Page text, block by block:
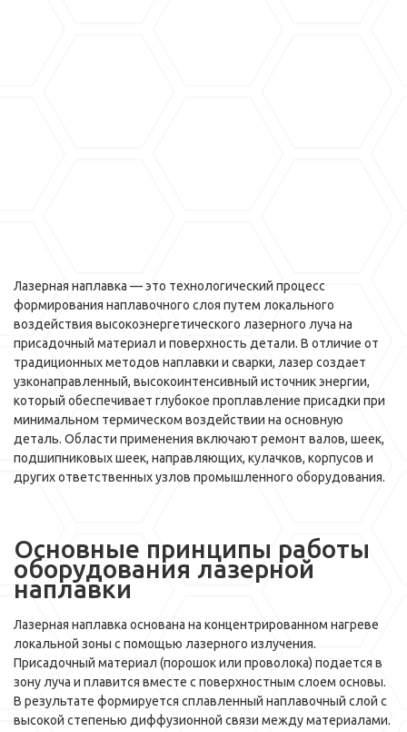
Лазерная наплавка — это технологический процесс
формирования наплавочного слоя путем локального
воздействия высокоэнергетического лазерного луча на
присадочный материал и поверхность детали. В отличие от
традиционных методов наплавки и сварки, лазер создает
узконаправленный, высокоинтенсивный источник энергии,
который обеспечивает глубокое проплавление присадки при
минимальном термическом воздействии на основную
деталь. Области применения включают ремонт валов, шеек,
подшипниковых шеек, направляющих, кулачков, корпусов и
других ответственных узлов промышленного оборудования.
Основные принципы работы
оборудования лазерной
наплавки
Лазерная наплавка основана на концентрированном нагреве
локальной зоны с помощью лазерного излучения.
Присадочный материал (порошок или проволока) подается в
зону луча и плавится вместе с поверхностным слоем основы.
В результате формируется сплавленный наплавочный слой с
высокой степенью диффузионной связи между материалами.